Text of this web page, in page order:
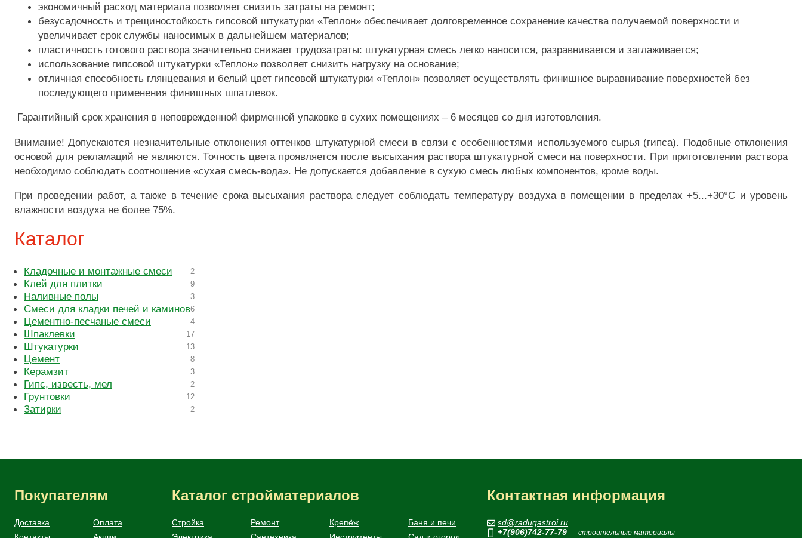
экономичный расход материала позволяет снизить затраты на ремонт;
безусадочность и трещиностойкость гипсовой штукатурки «Теплон» обеспечивает долговременное сохранение качества получаемой поверхности и
увеличивает срок службы наносимых в дальнейшем материалов;
пластичность готового раствора значительно снижает трудозатраты: штукатурная смесь легко наносится, разравнивается и заглаживается;
использование гипсовой штукатурки «Теплон» позволяет снизить нагрузку на основание;
отличная способность глянцевания и белый цвет гипсовой штукатурки «Теплон» позволяет осуществлять финишное выравнивание поверхностей без
последующего применения финишных шпатлевок.
Гарантийный срок хранения в неповрежденной фирменной упаковке в сухих помещениях – 6 месяцев со дня изготовления.
Внимание! Допускаются незначительные отклонения оттенков штукатурной смеси в связи с особенностями используемого сырья (гипса). Подобные отклонения
основой для рекламаций не являются. Точность цвета проявляется после высыхания раствора штукатурной смеси на поверхности. При приготовлении раствора
необходимо соблюдать соотношение «сухая смесь-вода». Не допускается добавление в сухую смесь любых компонентов, кроме воды.
При проведении работ, а также в течение срока высыхания раствора следует соблюдать температуру воздуха в помещении в пределах +5...+30°С и уровень
влажности воздуха не более 75%.
Каталог
Кладочные и монтажные смеси 2
Клей для плитки 9
Наливные полы 3
Смеси для кладки печей и каминов6
Цементно-песчаные смеси 4
Шпаклевки 17
Штукатурки 13
Цемент 8
Керамзит 3
Гипс, известь, мел 2
Грунтовки 12
Затирки 2
Покупателям
Доставка
Оплата
Каталог стройматериалов
Стройка Ремонт Крепёж
Баня и печи
Контактная информация
sd@radugastroi.ru
+7(906)742-77-79 — строительные материалы